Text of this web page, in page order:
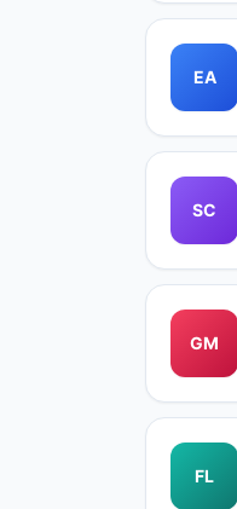
EA
SC
GM
FL